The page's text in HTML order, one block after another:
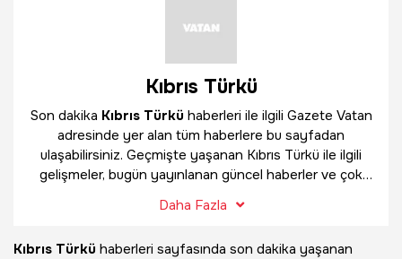
Kıbrıs Türkü
Son dakika Kıbrıs Türkü haberleri ile ilgili Gazete Vatan
adresinde yer alan tüm haberlere bu sayfadan
ulaşabilirsiniz. Geçmişte yaşanan Kıbrıs Türkü ile ilgili
gelişmeler, bugün yayınlanan güncel haberler ve çok
bulabilirsiniz.
Daha Fazla
Kıbrıs Türkü haberleri sayfasında son dakika yaşanan